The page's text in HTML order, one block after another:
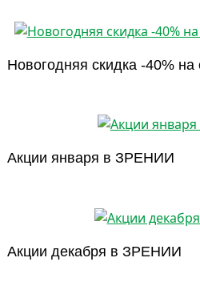
Новогодняя скидка -40%
Акции января в ЗРЕНИИ
Акции декабря в ЗРЕНИИ